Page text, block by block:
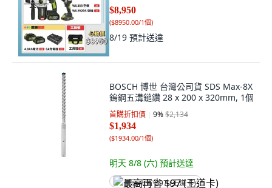
$8,950
($8950.00/1個)
8/19 預計送達
BOSCH 博世 台灣公司貨 SDS Max-8X
鎢鋼五溝鎚鑽 28 x 200 x 320mm, 1個
首購折扣價 9%$2,134
$1,934
($1934.00/1個)
明天 8/8 (六) 預計送達
最高再省 $97 (王道卡)